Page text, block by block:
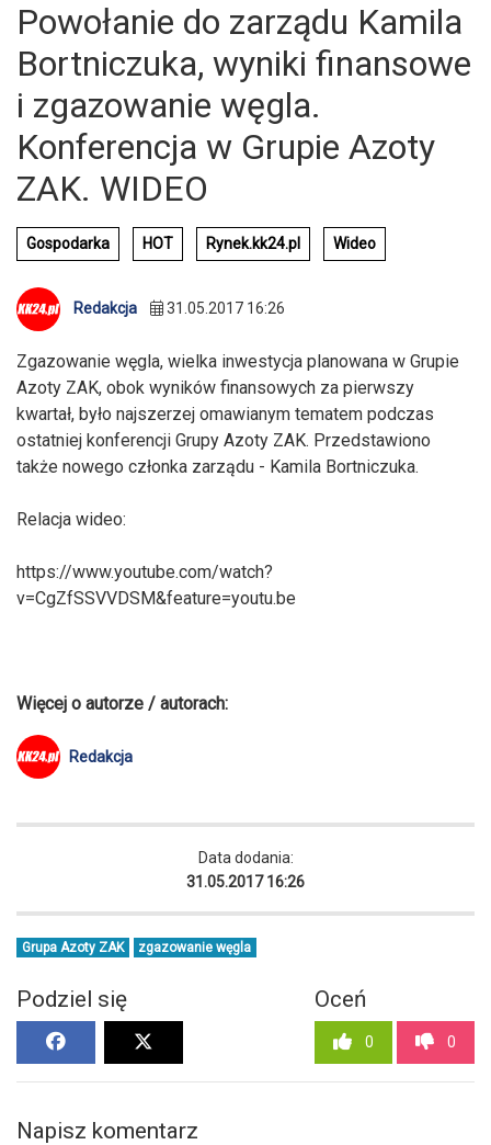
Powołanie do zarządu Kamila
Bortniczuka, wyniki finansowe
i zgazowanie węgla.
Konferencja w Grupie Azoty
ZAK. WIDEO
Gospodarka HOT Rynek.kk24.pl Wideo
Redakcja 31.05.2017 16:26
Zgazowanie węgla, wielka inwestycja planowana w Grupie
Azoty ZAK, obok wyników finansowych za pierwszy
kwartał, było najszerzej omawianym tematem podczas
ostatniej konferencji Grupy Azoty ZAK. Przedstawiono
także nowego członka zarządu - Kamila Bortniczuka.
Relacja wideo:
https://www.youtube.com/watch?
v=CgZfSSVVDSM&feature=youtu.be
Więcej o autorze / autorach:
Redakcja
Data dodania:
31.05.2017 16:26
Grupa Azoty ZAK zgazowanie węgla
Podziel się Oceń
0 0
Napisz komentarz